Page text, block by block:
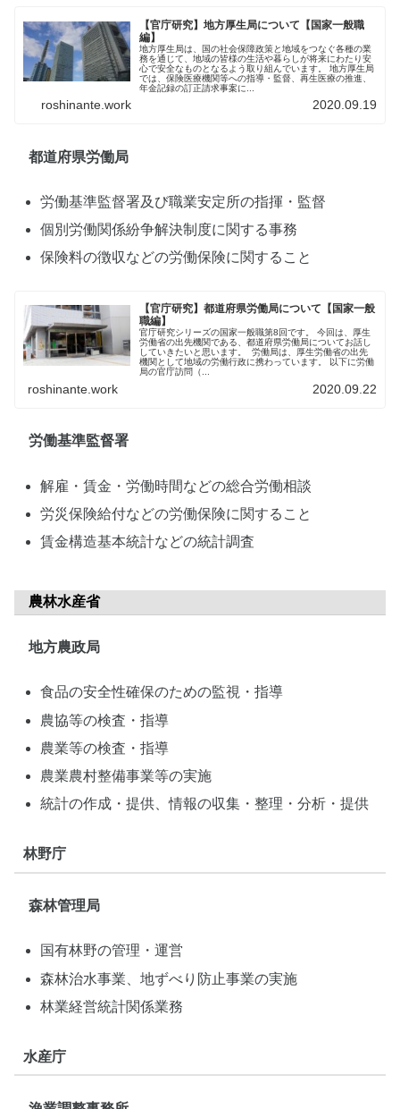
【官庁研究】地方厚生局について【国家一般職
編】
地方厚生局は、国の社会保障政策と地域をつなぐ各種の業
務を通じて、地域の皆様の生活や暮らしが将来にわたり安
心で安全なものとなるよう取り組んでいます。 地方厚生局
では、保険医療機関等への指導・監督、再生医療の推進、
年金記録の訂正請求事案に...
roshinante.work 2020.09.19
都道府県労働局
労働基準監督署及び職業安定所の指揮・監督
個別労働関係紛争解決制度に関する事務
保険料の徴収などの労働保険に関すること
【官庁研究】都道府県労働局について【国家一般
職編】
官庁研究シリーズの国家一般職第8回です。 今回は、厚生
労働省の出先機関である、都道府県労働局についてお話し
していきたいと思います。 労働局は、厚生労働省の出先
機関として地域の労働行政に携わっています。 以下に労働
局の官庁訪問（...
roshinante.work 2020.09.22
労働基準監督署
解雇・賃金・労働時間などの総合労働相談
労災保険給付などの労働保険に関すること
賃金構造基本統計などの統計調査
農林水産省
地方農政局
食品の安全性確保のための監視・指導
農協等の検査・指導
農業等の検査・指導
農業農村整備事業等の実施
統計の作成・提供、情報の収集・整理・分析・提供
林野庁
森林管理局
国有林野の管理・運営
森林治水事業、地ずべり防止事業の実施
林業経営統計関係業務
水産庁